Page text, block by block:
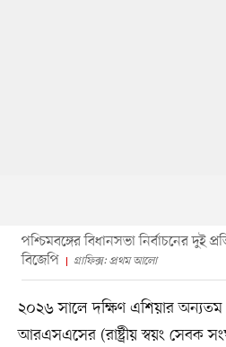
পশ্চিমবঙ্গের বিধানসভা নির্বাচনের দুই
বিজেপি
গ্রাফিক্স: প্রথম আলো
২০২৬ সালে দক্ষিণ এশিয়ার
আরএসএসের (রাষ্ট্রীয় স্বয়ং সেবক